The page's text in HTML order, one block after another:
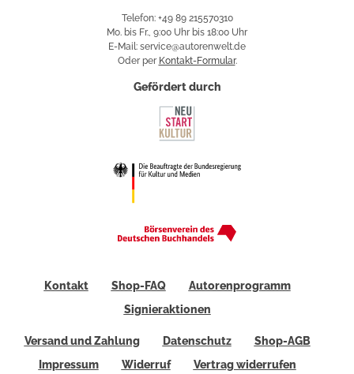
Telefon: +49 89 215570310
Mo. bis Fr., 9:00 Uhr bis 18:00 Uhr
E-Mail: service@autorenwelt.de
Oder per Kontakt-Formular.
Gefördert durch
Kontakt Shop-FAQ
Autorenprogramm
Signieraktionen
Versand und Zahlung Datenschutz
Shop-AGB
Impressum
Widerruf Vertrag widerrufen